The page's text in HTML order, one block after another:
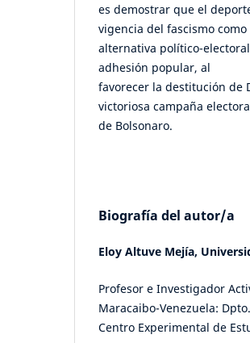
es demostrar que el
vigencia del fascismo como
alternativa político-
adhesión popular, al
favorecer la destitución de
victoriosa campaña
de Bolsonaro.
Biografía del autor/a
Eloy Altuve Mejía,
Profesor e Investigador
Maracaibo-Venezuela:
Centro Experimental de